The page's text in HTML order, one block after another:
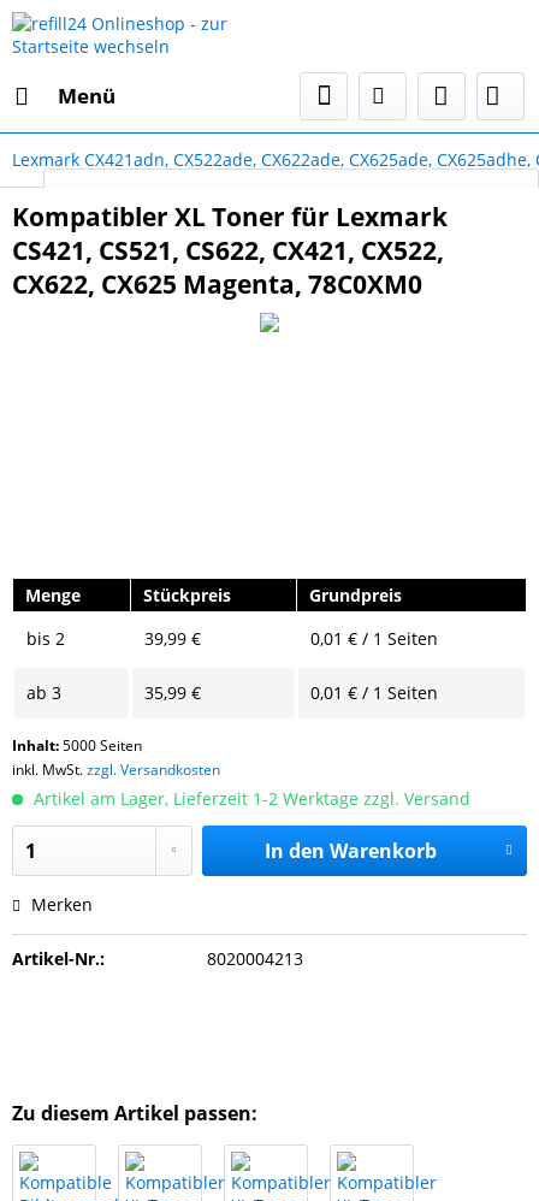
Menü
Lexmark CX421adn, CX522ade, CX622ade, CX625ade, CX625adhe,
Kompatibler XL Toner für Lexmark
CS421, CS521, CS622, CX421, CX522,
CX622, CX625 Magenta, 78C0XM0
Menge Stückpreis
Grundpreis
bis 2 39,99 € 0,01 € / 1 Seiten
ab 3 35,99 € 0,01 € / 1 Seiten
Inhalt:5000 Seiten
inkl. MwSt.zzgl. Versandkosten
Artikel am Lager, Lieferzeit 1-2 Werktage zzgl. Versand
In den Warenkorb
Merken
Artikel-Nr.: 8020004213
Zu diesem Artikel passen: